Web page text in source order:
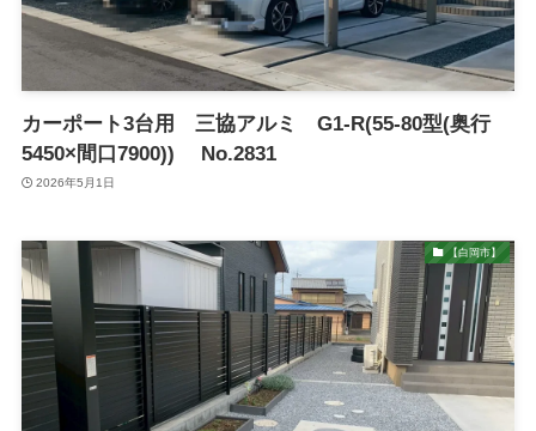
カーポート3台用 三協アルミ G1-R(55-80型(奥行
5450×間口7900)) No.2831
2026年5月1日
【白岡市】